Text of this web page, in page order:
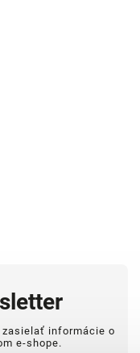
zasielať informácie o
e-shope.